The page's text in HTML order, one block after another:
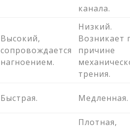
канала.
Высокий,
сопровождается
нагноением.
Низкий.
Возникает
причине
трения.
Быстрая. Медленная.
Плотная,